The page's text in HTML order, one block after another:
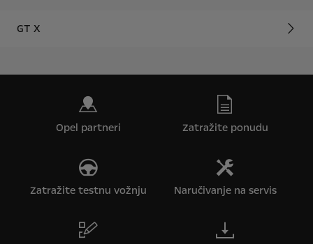
GT X
Opel partneri Zatražite ponudu
Zatražite testnu vožnju Naručivanje na servis